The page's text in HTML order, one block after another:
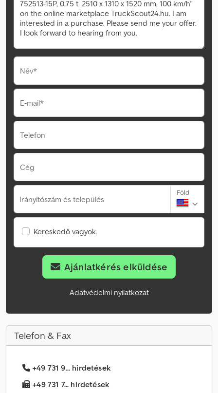
Név*
E-mail*
Telefon
Cég
Irányítószám és település
Föld
Kereskedő vagyok.
Ajánlatkérés elküldése
Adatvédelmi nyilatkozat
Telefon & Fax
+49 731 9... hirdetések
+49 731 7... hirdetések